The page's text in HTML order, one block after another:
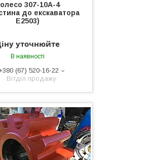
307-10А-4
до екскаватора
Е2503)
уточнюйте
В наявності
(67) 520-16-22
Вітділ продажу